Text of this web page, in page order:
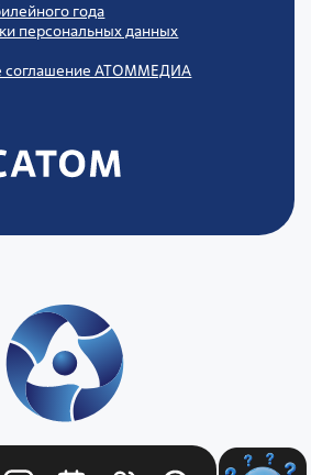
года
персональных данных
соглашение АТОММЕДИА